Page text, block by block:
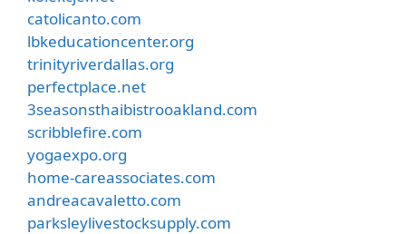
catolicanto.com
lbkeducationcenter.org
trinityriverdallas.org
perfectplace.net
3seasonsthaibistrooakland.com
scribblefire.com
yogaexpo.org
home-careassociates.com
andreacavaletto.com
parksleylivestocksupply.com